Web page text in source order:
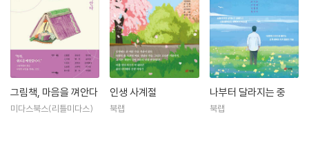
그림책, 마음을 껴안다
미다스북스(리틀미다스)
인생 사계절
북랩
나부터 달라지는 중
북랩